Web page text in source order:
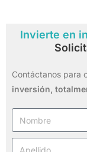
Invierte en
Contáctanos para
inversión,